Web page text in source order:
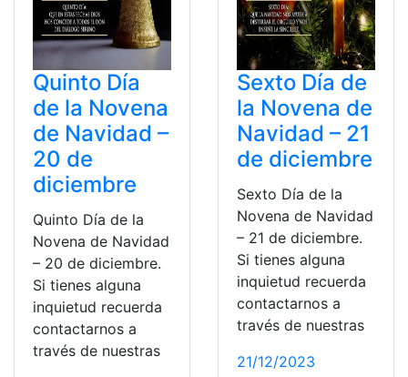
Quinto Día
de la Novena
de Navidad –
20 de
diciembre
Quinto Día de la
Novena de Navidad
– 20 de diciembre.
Si tienes alguna
inquietud recuerda
contactarnos a
través de nuestras
Sexto Día de
la Novena de
Navidad – 21
de diciembre
Sexto Día de la
Novena de Navidad
– 21 de diciembre.
Si tienes alguna
inquietud recuerda
contactarnos a
través de nuestras
21/12/2023